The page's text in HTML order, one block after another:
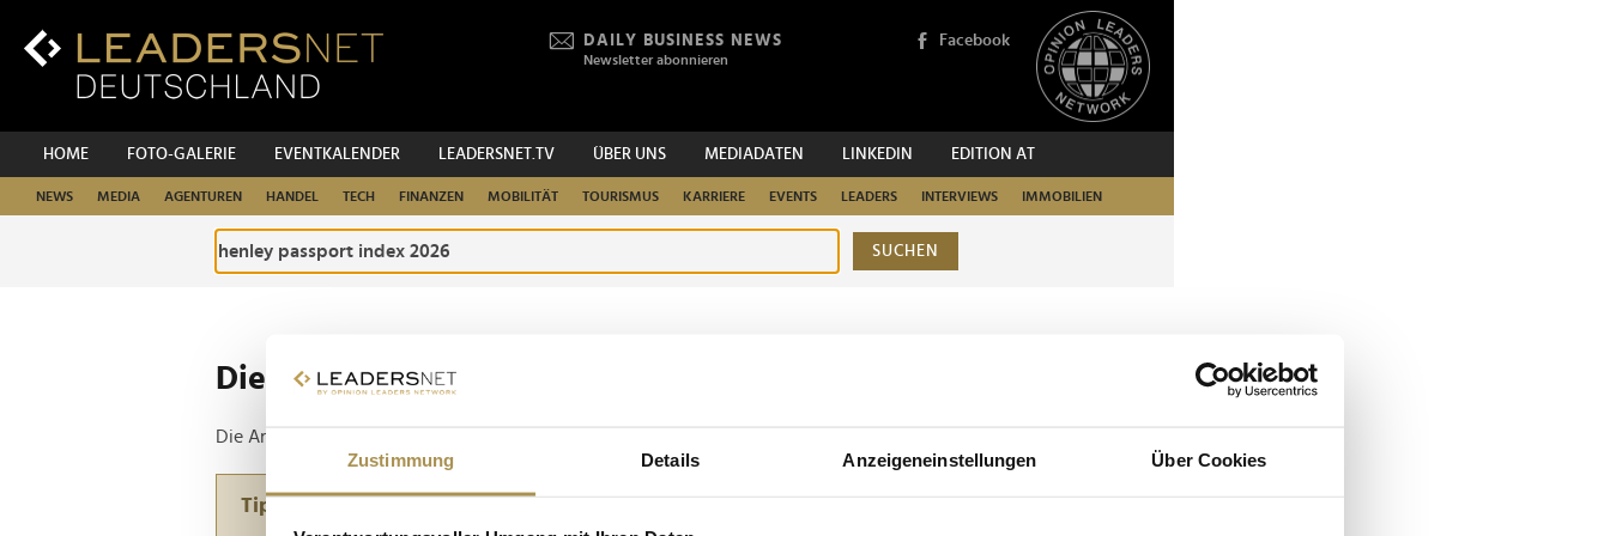
Zustimmung Details Anzeigeneinstellungen Über Cookies
Inhalt
DAILY BUSINESS NEWS
Newsletter abonnieren
Facebook
HOME FOTO-GALERIE EVENTKALENDER LEADERSNET.TV ÜBER UNS MEDIADATEN LINKEDIN EDITION AT
NEWS MEDIA AGENTUREN HANDEL TECH FINANZEN MOBILITÄT TOURISMUS KARRIERE EVENTS LEADERS INTERVIEWS IMMOBILIEN
SUCHEN
Die ganze Website durchsuchen
Die Anfrage ergab 1 Treffer.
Tipp